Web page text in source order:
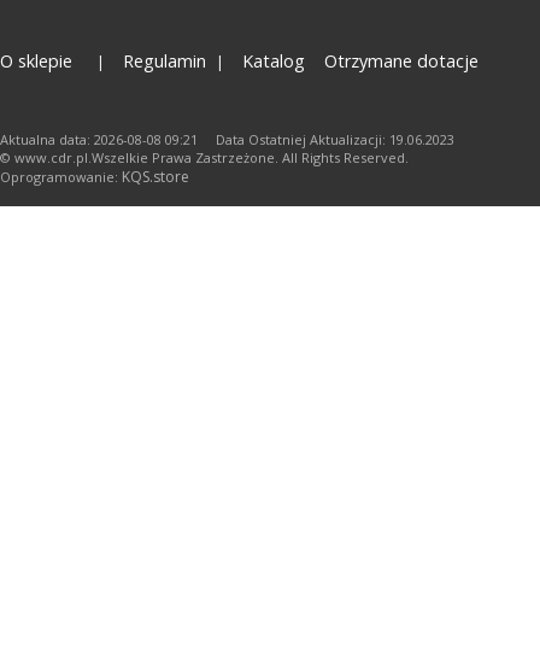
O sklepie Regulamin Katalog Otrzymane dotacje
Aktualna data: 2026-08-08 09:21 Data Ostatniej Aktualizacji: 19.06.2023
© www.cdr.pl.Wszelkie Prawa Zastrzeżone. All Rights Reserved.
Oprogramowanie: KQS.store